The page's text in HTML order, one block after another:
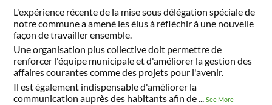
L'expérience récente de la mise sous délégation spéciale de
notre commune a amené les élus à réfléchir à une nouvelle
façon de travailler ensemble.
Une organisation plus collective doit permettre de
renforcer l'équipe municipale et d'améliorer la gestion des
affaires courantes comme des projets pour l'avenir.
Il est également indispensable d'améliorer la
communication auprès des habitants afin de...See More